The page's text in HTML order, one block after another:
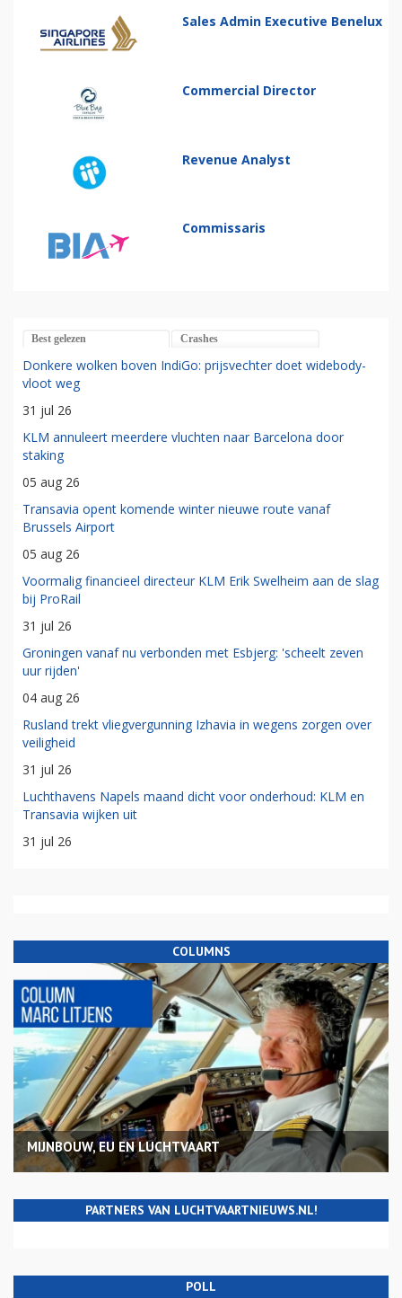
Sales Admin Executive Benelux
Commercial Director
Revenue Analyst
Commissaris
Best gelezen Crashes
Donkere wolken boven IndiGo: prijsvechter doet widebody-
vloot weg
31 jul 26
KLM annuleert meerdere vluchten naar Barcelona door
staking
05 aug 26
Transavia opent komende winter nieuwe route vanaf
Brussels Airport
05 aug 26
Voormalig financieel directeur KLM Erik Swelheim aan de slag
bij ProRail
31 jul 26
Groningen vanaf nu verbonden met Esbjerg: 'scheelt zeven
uur rijden'
04 aug 26
Rusland trekt vliegvergunning Izhavia in wegens zorgen over
veiligheid
31 jul 26
Luchthavens Napels maand dicht voor onderhoud: KLM en
Transavia wijken uit
31 jul 26
COLUMNS
MIJNBOUW, EU EN LUCHTVAART
PARTNERS VAN LUCHTVAARTNIEUWS.NL!
POLL